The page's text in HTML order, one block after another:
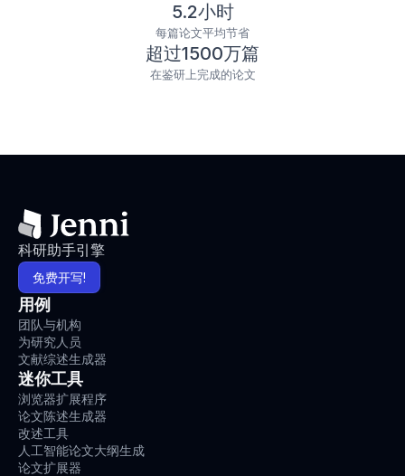
5.2小时
每篇论文平均节省
超过1500万篇
在鉴研上完成的论文
科研助手引擎
免费开写!
用例
团队与机构
为研究人员
文献综述生成器
迷你工具
浏览器扩展程序
论文陈述生成器
改述工具
人工智能论文大纲生成
论文扩展器